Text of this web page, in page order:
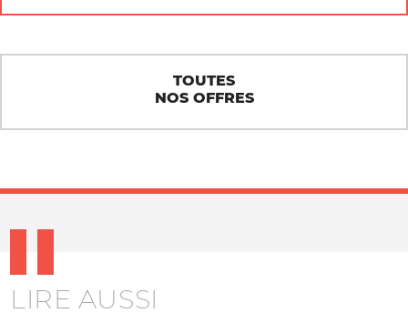
TOUTES
NOS OFFRES
LIRE AUSSI